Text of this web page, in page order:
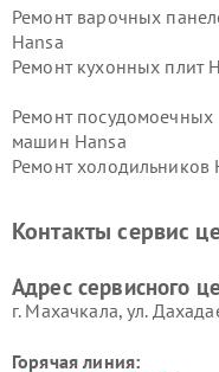
Ремонт варочных
Hansa
Ремонт кухонных плит
Ремонт посудомоечных
машин Hansa
Ремонт холодильников
Контакты сервис
Адрес сервисного
г. Махачкала, ул.
Горячая линия: